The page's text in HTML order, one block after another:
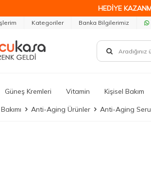
HEDİYE
Kategoriler Banka Bilgilerimiz
Güneş Kremleri Vitamin Kişisel Bakım
Anti-Aging Ürünler Anti-Aging